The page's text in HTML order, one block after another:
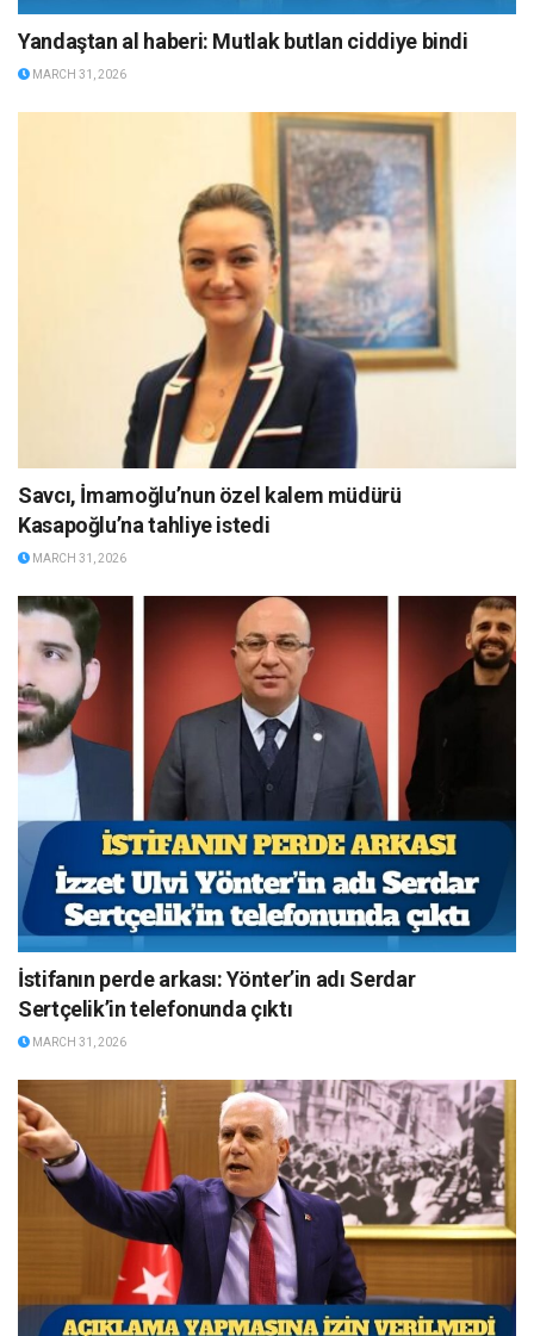
Yandaştan al haberi: Mutlak butlan ciddiye bindi
MARCH 31, 2026
Savcı, İmamoğlu’nun özel kalem müdürü
Kasapoğlu’na tahliye istedi
MARCH 31, 2026
İstifanın perde arkası: Yönter’in adı Serdar
Sertçelik’in telefonunda çıktı
MARCH 31, 2026